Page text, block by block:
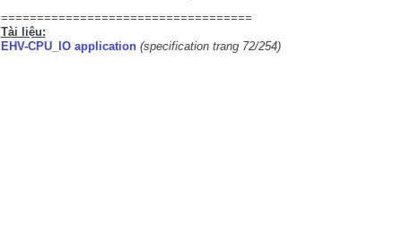
===================================
Tài liệu:
EHV-CPU_IO application (specification trang 72/254)